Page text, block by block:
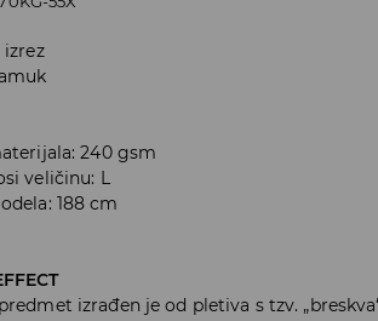
240 gsm
veličinu: L
188 cm
izrađen je od pletiva s tzv.